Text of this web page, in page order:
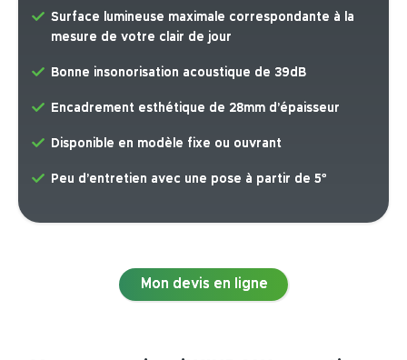
Surface lumineuse maximale correspondante à la
mesure de votre clair de jour
Bonne insonorisation acoustique de 39dB
Encadrement esthétique de 28mm d’épaisseur
Disponible en modèle fixe ou ouvrant
Peu d’entretien avec une pose à partir de 5°
Mon devis en ligne